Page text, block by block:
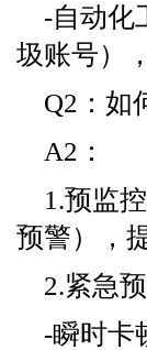
-自动化
圾账号）
Q2：如
A2：
1.预监
预警），
2.紧急预
-瞬时卡